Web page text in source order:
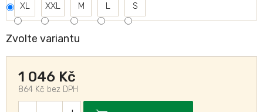
Zvolte variantu
XL XXL M L S
1 046 Kč
864 Kč bez DPH